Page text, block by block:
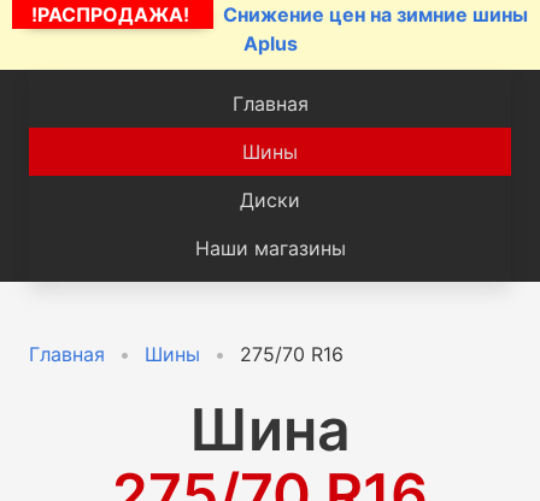
!РАСПРОДАЖА!
Снижение цен на зимние шины
Aplus
Главная
Шины
Диски
Наши магазины
Главная Шины 275/70 R16
Шина